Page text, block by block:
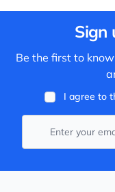
Sign
Be the first to
I agree to